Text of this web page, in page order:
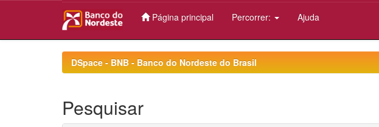
Página principal Percorrer: Ajuda
DSpace - BNB - Banco do Nordeste do Brasil
Pesquisar